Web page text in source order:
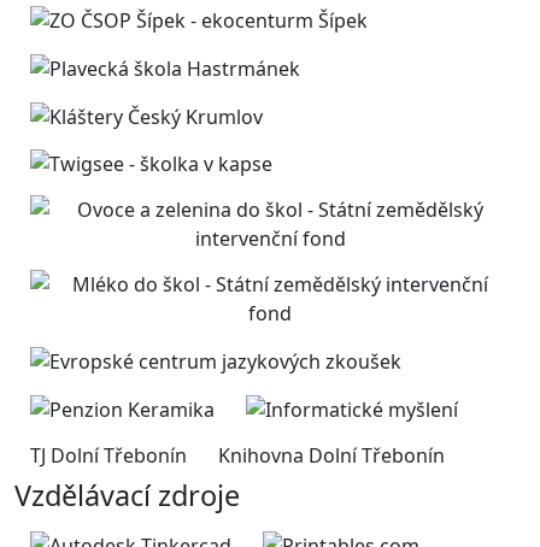
TJ Dolní Třebonín Knihovna Dolní Třebonín
Vzdělávací zdroje